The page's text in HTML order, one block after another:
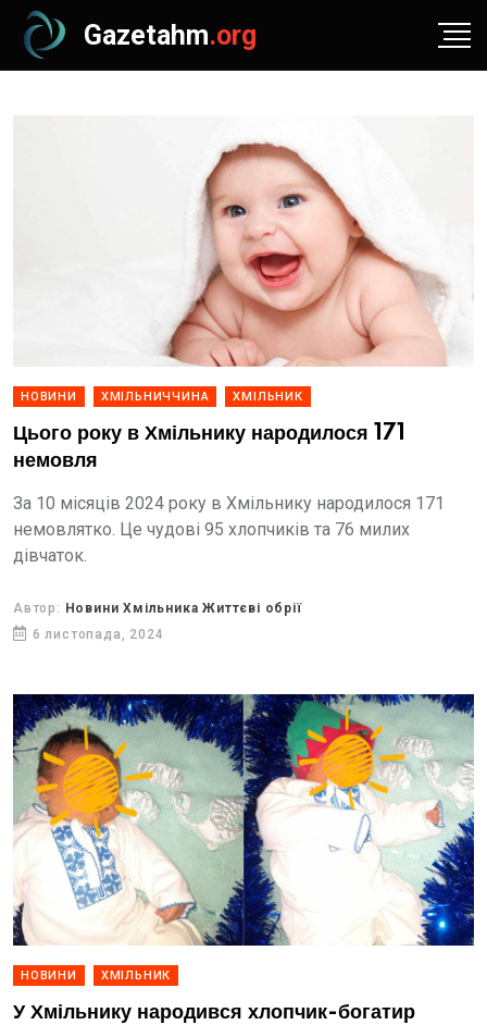
Gazetahm.org
НОВИНИ ХМІЛЬНИЧЧИНА ХМІЛЬНИК
Цього року в Хмільнику народилося 171
немовля
За 10 місяців 2024 року в Хмільнику народилося 171
немовлятко. Це чудові 95 хлопчиків та 76 милих
дівчаток.
Автор: Новини Хмільника Життєві обрії
6 листопада, 2024
НОВИНИ ХМІЛЬНИК
У Хмільнику народився хлопчик-богатир